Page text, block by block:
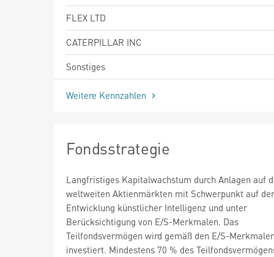
FLEX LTD
CATERPILLAR INC
Sonstiges
Weitere Kennzahlen
Fondsstrategie
Langfristiges Kapitalwachstum durch Anlagen auf
weltweiten Aktienmärkten mit Schwerpunkt auf der
Entwicklung künstlicher Intelligenz und unter
Berücksichtigung von E/S-Merkmalen. Das
Teilfondsvermögen wird gemäß den E/S-
investiert. Mindestens 70 % des